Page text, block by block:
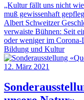
„Kultur fällt uns nicht
muß gewissenhaft
Albert Schweitzer
verwaiste Bühnen: Seit
oder weniger im
Bildung und Kultur
12. März 2021